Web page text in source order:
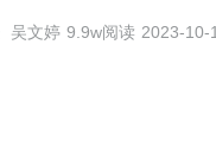
吴文婷 9.9w阅读 2023-10-